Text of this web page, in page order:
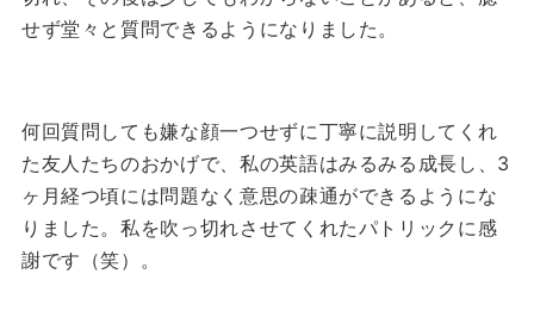
せず堂々と質問できるようになりました。
何回質問しても嫌な顔一つせずに丁寧に説明してくれ
た友人たちのおかげで、私の英語はみるみる成長し、3
ヶ月経つ頃には問題なく意思の疎通ができるようにな
りました。私を吹っ切れさせてくれたパトリックに感
謝です（笑）。